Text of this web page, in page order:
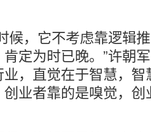
候，它不考虑靠逻辑
定为时已晚。”许朝
，直觉在于智慧，
业者靠的是嗅觉，